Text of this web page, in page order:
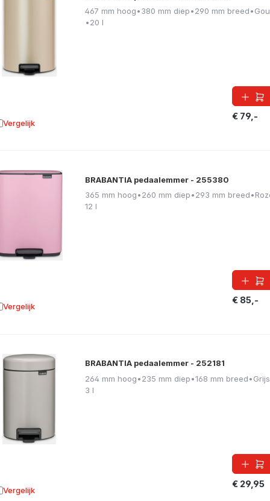
467 mm hoog•380 mm diep•290 mm breed•
•20 l
€ 79,-
Vergelijk aan vergelijking
BRABANTIA pedaalemmer - 255380
365 mm hoog•260 mm diep•293 mm breed•
12 l
€ 85,-
Vergelijk aan vergelijking
BRABANTIA pedaalemmer - 252181
264 mm hoog•235 mm diep•168 mm breed•Grijs
3 l
€ 29,95
Vergelijk aan vergelijking